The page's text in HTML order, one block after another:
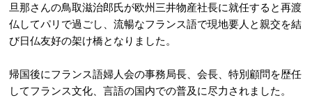
旦那さんの鳥取滋治郎氏が欧州三井物産社長に就任すると再渡
仏してパリで過ごし、流暢なフランス語で現地要人と親交を結
び日仏友好の架け橋となりました。
帰国後にフランス語婦人会の事務局長、会長、特別顧問を歴任
してフランス文化、言語の国内での普及に尽力されました。